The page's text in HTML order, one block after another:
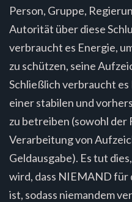
Person, Gruppe,
Autorität über diese
verbraucht es Energie,
zu schützen, seine
Schließlich verbraucht es
einer stabilen und
zu betreiben (sowohl
Verarbeitung von
Geldausgabe). Es tut
wird, dass NIEMAND für
ist, sodass niemandem